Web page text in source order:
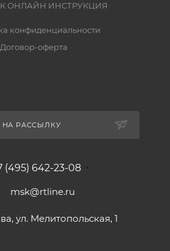
ОНЛАЙН ИНСТРУКЦИЯ
конфиденциальности
Договор-оферта
НА РАССЫЛКУ
(495) 642-23-08
msk@rtline.ru
ул. Мелитопольская, 1